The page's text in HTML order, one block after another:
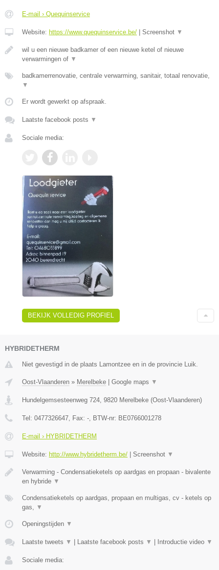
E-mail › Quequinservice
Website: https://www.quequinservice.be/ Screenshot ▼
wil u een nieuwe badkamer of een nieuwe ketel of nieuwe
verwarmingen of ▼
badkamerrenovatie, centrale verwarming, sanitair, totaal renovatie,
▼
Er wordt gewerkt op afspraak.
Laatste facebook posts ▼
Sociale media:
BEKIJK VOLLEDIG PROFIEL
HYBRIDETHERM
Niet gevestigd in de plaats Lamontzee en in de provincie Luik.
Oost-Vlaanderen » Merelbeke Google maps ▼
Hundelgemsesteenweg 724, 9820 Merelbeke (Oost-Vlaanderen)
Tel: 0477326647, Fax: -, BTW-nr: BE0766001278
E-mail › HYBRIDETHERM
Website: http://www.hybridetherm.be/ Screenshot ▼
Verwarming - Condensatieketels op aardgas en propaan - bivalente
en hybride ▼
Condensatieketels op aardgas, propaan en multigas, cv - ketels op
gas, ▼
Openingstijden ▼
Laatste tweets ▼ Laatste facebook posts ▼ Introductie video ▼
Sociale media: